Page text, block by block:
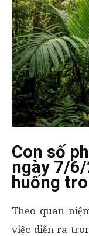
Con số
ngày 7/
huống
Theo quan
việc diễn ra